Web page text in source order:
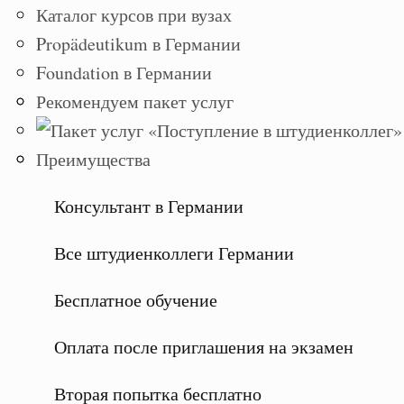
Каталог курсов при вузах
Propädeutikum в Германии
Foundation в Германии
Рекомендуем пакет услуг
Преимущества
Консультант в Германии
Все штудиенколлеги Германии
Бесплатное обучение
Оплата после приглашения на экзамен
Вторая попытка бесплатно